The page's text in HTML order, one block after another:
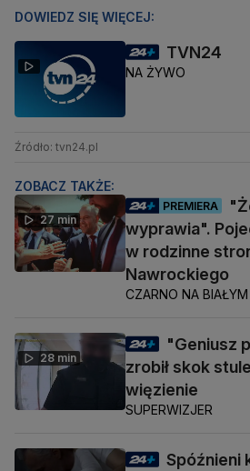
DOWIEDZ SIĘ WIĘCEJ:
TVN24
NA ŻYWO
Źródło: tvn24.pl
ZOBACZ TAKŻE:
27 min
PREMIERA
wyprawia".
w rodzinne
Nawrockiego
CZARNO NA BIAŁYM
28 min
"Geniusz
zrobił skok
więzienie
SUPERWIZJER
Spóźnieni